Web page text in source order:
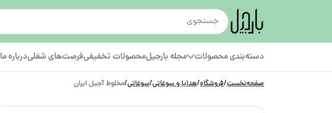
دسته‌بندی محصولات مجله بارجیلمحصولات تخفیفیفرصت‌های شغلیدرباره ما
صفحه‌نخست/فروشگاه/هدایا و سوغاتی/سوغاتی/مخلوط آجیل ایران